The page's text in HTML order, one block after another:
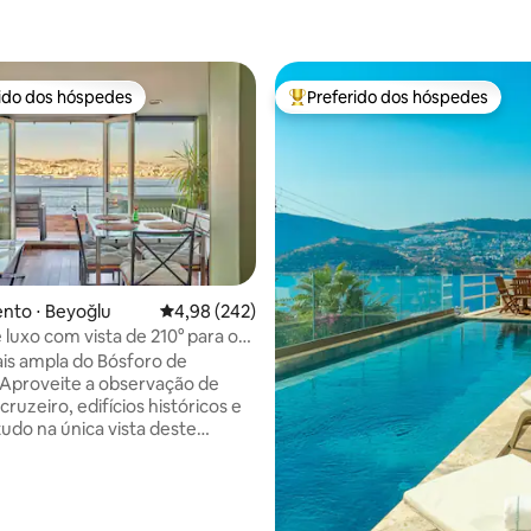
de 5, 213 avaliações
preferidos dos hóspedes
dos hóspedes
⋅ Beyoğlu 4,98 de uma avaliação média de 5, 242
4,98 (242)
com vista de 210° para o
Cihangir
ampla do Bósforo de
a observação de
edifícios históricos e
na única vista deste
Entre os melhores preferidos
Preferido dos hóspedes